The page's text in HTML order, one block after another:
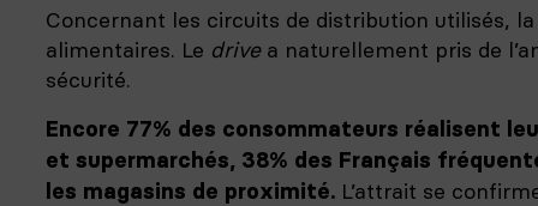
Concernant les circuits de distribution utilisés,
alimentaires. Le drivea naturellement pris de
sécurité.
Encore 77% des consommateurs réalisent
et supermarchés, 38% des Français
les magasins de proximité. L’attrait se